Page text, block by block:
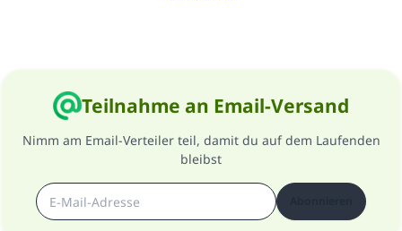
Teilnahme an Email-Versand
Nimm am Email-Verteiler teil, damit du auf dem Laufenden
bleibst